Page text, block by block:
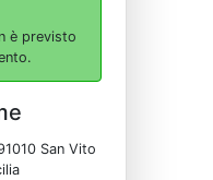
è previsto
San Vito